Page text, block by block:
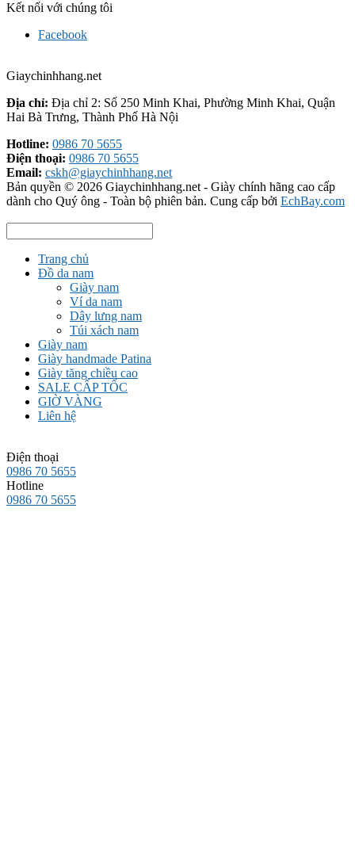
Kết nối với chúng tôi
Facebook
Giaychinhhang.net
Địa chỉ: Địa chỉ 2: Số 250 Minh Khai, Phường Minh Khai, Quận
Hai Bà Trưng, Thành Phố Hà Nội
Hotline: 0986 70 5655
Điện thoại: 0986 70 5655
Email: cskh@giaychinhhang.net
Bản quyền © 2026 Giaychinhhang.net - Giày chính hãng cao cấp
dành cho Quý ông - Toàn bộ phiên bản. Cung cấp bởi EchBay.com
Trang chủ
Đồ da nam
Giày nam
Ví da nam
Dây lưng nam
Túi xách nam
Giày nam
Giày handmade Patina
Giày tăng chiều cao
SALE CẤP TỐC
GIỜ VÀNG
Liên hệ
Điện thoại
0986 70 5655
Hotline
0986 70 5655